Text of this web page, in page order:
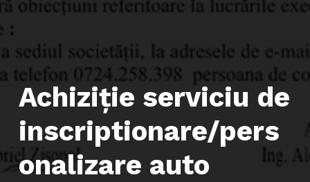
Achiziţie serviciu de
inscriptionare/pers
onalizare auto